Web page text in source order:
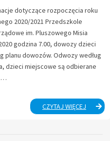
dotyczące rozpoczęcia roku
2020/2021 Przedszkole
im. Pluszowego Misia
godzina 7.00, dowozy dzieci
planu dowozów. Odwozy według
dzieci miejscowe są odbierane
…
CZYTAJ WIĘCEJ